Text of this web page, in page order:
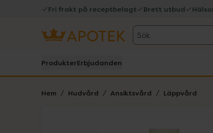
Fri frakt på receptbelagt Brett utbud
Sök
ProdukterErbjudanden
Hem Hudvård Ansiktsvård Läppvård